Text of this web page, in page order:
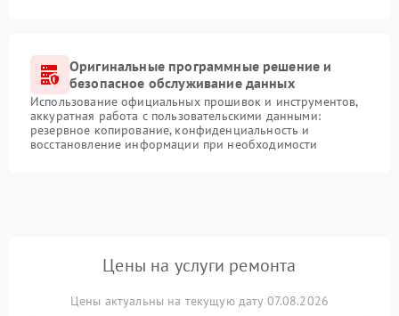
Оригинальные программные решение и
безопасное обслуживание данных
Использование официальных прошивок и инструментов,
аккуратная работа с пользовательскими данными:
резервное копирование, конфиденциальность и
восстановление информации при необходимости
Цены на услуги ремонта
Цены актуальны на текущую дату 07.08.2026